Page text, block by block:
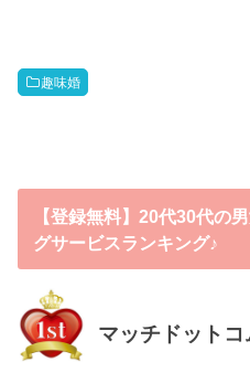
趣味婚
【登録無料】20代30代の
グサービスランキング♪
マッチドットコ